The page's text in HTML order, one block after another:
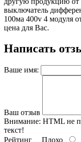
выключатель
100ма 400v 4 модуля
цена для Вас.
Написать
Ваше имя:
Ваш отзыв
Внимание: HTML не
текст!
Рейтинг Плохо